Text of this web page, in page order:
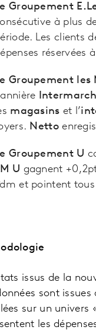
Groupement
à plus
Les clients
réservées
Groupement les
magasins et l’
Netto
Groupement U
U gagnent
et pointent
issus de la
sont
sur un univers
les